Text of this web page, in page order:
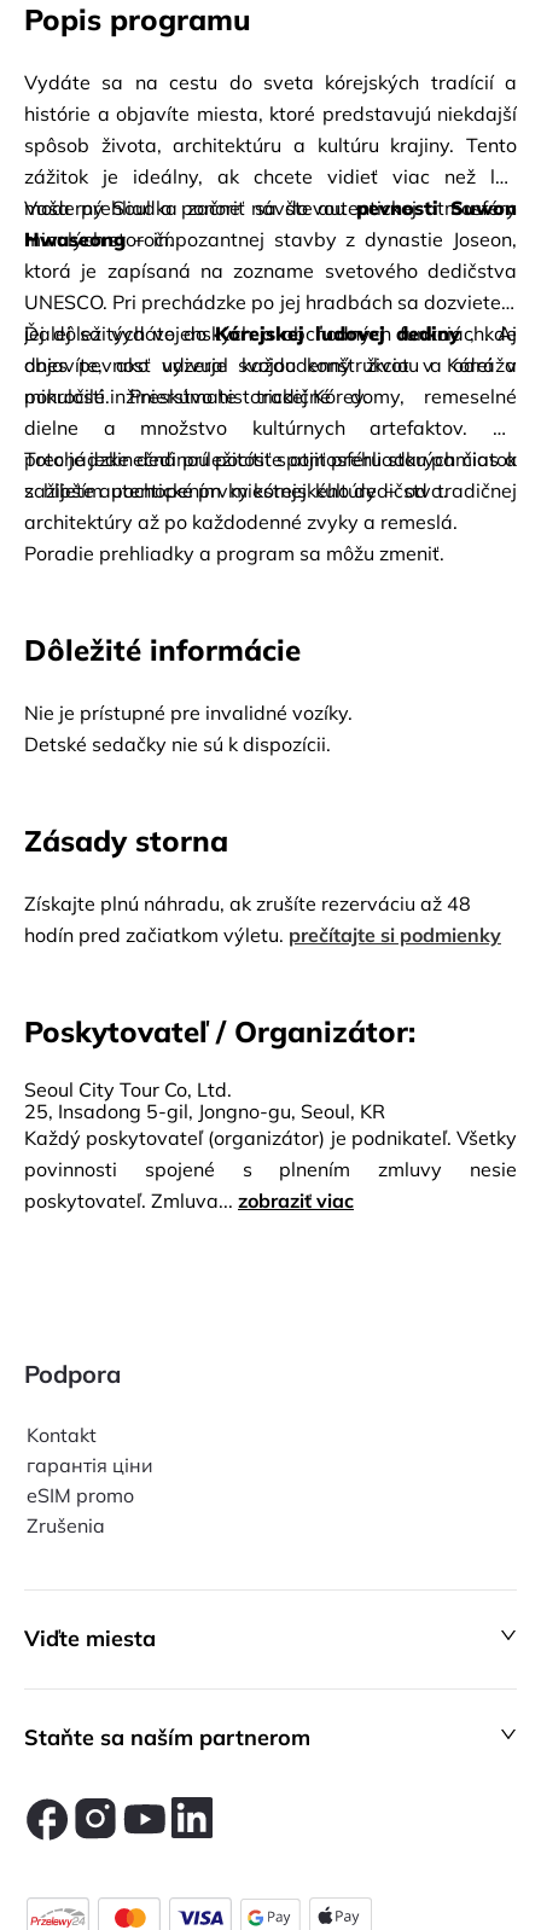
Popis programu
Vydáte sa na cestu do sveta kórejských tradícií a
histórie a objavíte miesta, ktoré predstavujú niekdajší
spôsob života, architektúru a kultúru krajiny. Tento
zážitok je ideálny, ak chcete vidieť viac než len
moderný Soul a ponoriť sa do autentickej atmosféry
minulých storočí.
Vaša prehliadka začne návštevou pevnosti Suwon
Hwaseong – impozantnej stavby z dynastie Joseon,
ktorá je zapísaná na zozname svetového dedičstva
UNESCO. Pri prechádzke po jej hradbách sa dozviete o
jej dôležitých vojenských a obchodných funkciách. Aj
dnes pevnosť udivuje svojou konštrukciou a odráža
pokročilé inžinierstvo historickej Kórey.
Ďalej sa vydáte do Kórejskej ľudovej dediny , kde
objavíte, ako vyzeral každodenný život v Kórei v
minulosti. Preskúmate tradičné domy, remeselné
dielne a množstvo kultúrnych artefaktov. Pri
prechádzke dedinou pocítite atmosféru starých čias a
zažijete autentické prvky kórejského dedičstva.
Toto je jedinečná príležitosť spojiť prehliadku pamiatok
s hlbším pochopením miestnej kultúry – od tradičnej
architektúry až po každodenné zvyky a remeslá.
Poradie prehliadky a program sa môžu zmeniť.
Dôležité informácie
Nie je prístupné pre invalidné vozíky.
Detské sedačky nie sú k dispozícii.
Zásady storna
Získajte plnú náhradu, ak zrušíte rezerváciu až 48
hodín pred začiatkom výletu. prečítajte si podmienky
Poskytovateľ / Organizátor:
Seoul City Tour Co, Ltd.
25, Insadong 5-gil, Jongno-gu, Seoul, KR
Každý poskytovateľ (organizátor) je podnikateľ. Všetky
povinnosti spojené s plnením zmluvy nesie
poskytovateľ. Zmluva... zobraziť viac
Podpora
Kontakt
гарантія ціни
eSIM promo
Zrušenia
Viďte miesta
Staňte sa naším partnerom